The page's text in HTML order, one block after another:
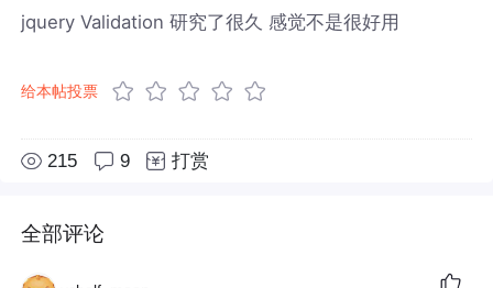
jquery Validation 研究了很久 感觉不是很好用
给本帖投票
215 9 打赏
全部评论